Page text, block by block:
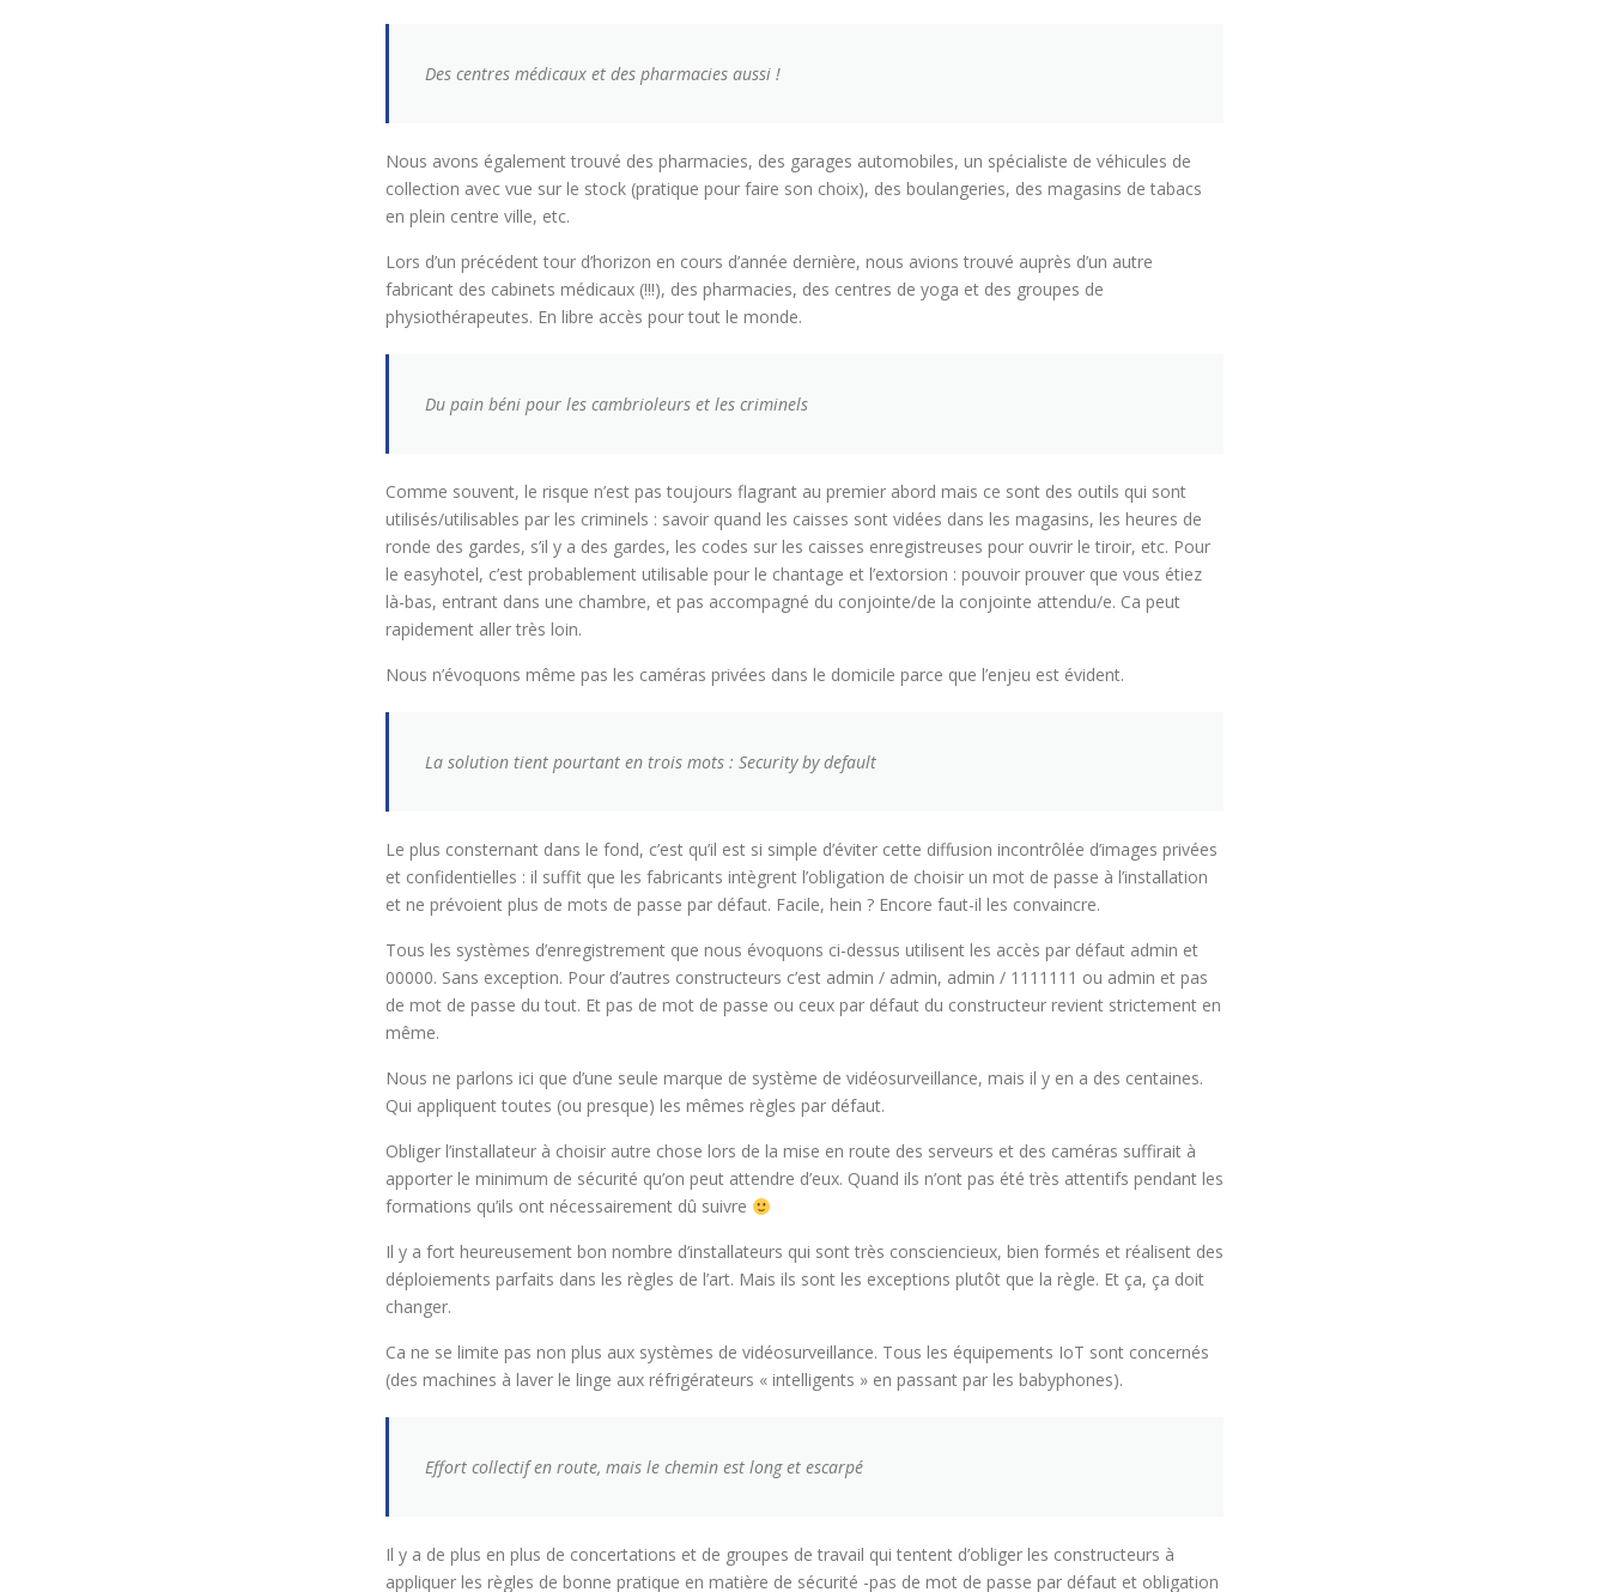
Des centres médicaux et des pharmacies aussi !
Nous avons également trouvé des pharmacies, des garages automobiles, un spécialiste de véhicules de
collection avec vue sur le stock (pratique pour faire son choix), des boulangeries, des magasins de tabacs
en plein centre ville, etc.
Lors d’un précédent tour d’horizon en cours d’année dernière, nous avions trouvé auprès d’un autre
fabricant des cabinets médicaux (!!!), des pharmacies, des centres de yoga et des groupes de
physiothérapeutes. En libre accès pour tout le monde.
Du pain béni pour les cambrioleurs et les criminels
Comme souvent, le risque n’est pas toujours flagrant au premier abord mais ce sont des outils qui sont
utilisés/utilisables par les criminels : savoir quand les caisses sont vidées dans les magasins, les heures de
ronde des gardes, s’il y a des gardes, les codes sur les caisses enregistreuses pour ouvrir le tiroir, etc. Pour
le easyhotel, c’est probablement utilisable pour le chantage et l’extorsion : pouvoir prouver que vous étiez
là-bas, entrant dans une chambre, et pas accompagné du conjointe/de la conjointe attendu/e. Ca peut
rapidement aller très loin.
Nous n’évoquons même pas les caméras privées dans le domicile parce que l’enjeu est évident.
La solution tient pourtant en trois mots : Security by default
Le plus consternant dans le fond, c’est qu’il est si simple d’éviter cette diffusion incontrôlée d’images privées
et confidentielles : il suffit que les fabricants intègrent l’obligation de choisir un mot de passe à l’installation
et ne prévoient plus de mots de passe par défaut. Facile, hein ? Encore faut-il les convaincre.
Tous les systèmes d’enregistrement que nous évoquons ci-dessus utilisent les accès par défaut admin et
00000. Sans exception. Pour d’autres constructeurs c’est admin / admin, admin / 1111111 ou admin et pas
de mot de passe du tout. Et pas de mot de passe ou ceux par défaut du constructeur revient strictement en
même.
Nous ne parlons ici que d’une seule marque de système de vidéosurveillance, mais il y en a des centaines.
Qui appliquent toutes (ou presque) les mêmes règles par défaut.
Obliger l’installateur à choisir autre chose lors de la mise en route des serveurs et des caméras suffirait à
apporter le minimum de sécurité qu’on peut attendre d’eux. Quand ils n’ont pas été très attentifs pendant les
formations qu’ils ont nécessairement dû suivre
Il y a fort heureusement bon nombre d’installateurs qui sont très consciencieux, bien formés et réalisent des
déploiements parfaits dans les règles de l’art. Mais ils sont les exceptions plutôt que la règle. Et ça, ça doit
changer.
Ca ne se limite pas non plus aux systèmes de vidéosurveillance. Tous les équipements IoT sont concernés
(des machines à laver le linge aux réfrigérateurs « intelligents » en passant par les babyphones).
Effort collectif en route, mais le chemin est long et escarpé
Il y a de plus en plus de concertations et de groupes de travail qui tentent d’obliger les constructeurs à
appliquer les règles de bonne pratique en matière de sécurité -pas de mot de passe par défaut et obligation